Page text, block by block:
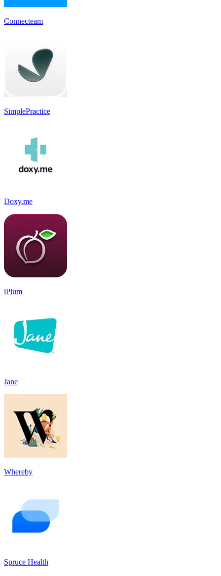
Connecteam
SimplePractice
Doxy.me
iPlum
Jane
Whereby
Spruce Health